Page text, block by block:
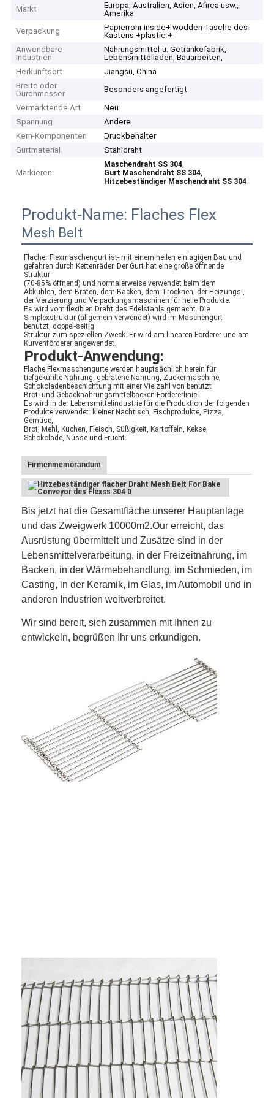
Startseite
Produkte
Edelstahlmaschengurt
Spiraldrahtgeflecht
Hochtemperatur-Maschendraht
Nahrung Mesh Belt
Markt
Europa, Australien, Asien, Afirca usw.,
Amerika
Verpackung
Papierrohr inside+ wodden Tasche des
Kastens +plastic +
Anwendbare
Industrien
Nahrungsmittel-u. Getränkefabrik,
Lebensmittelladen, Bauarbeiten,
Herkunftsort
Jiangsu, China
Breite oder
Durchmesser
Besonders angefertigt
Vermarktende Art
Neu
Spannung
Andere
Kern-Komponenten
Druckbehälter
Gurtmaterial
Stahldraht
Markieren:
Maschendraht SS 304,
Gurt Maschendraht SS 304,
Hitzebeständiger Maschendraht SS 304
Produkt-Name: Flaches Flex
Mesh Belt
Flacher Flexmaschengurt ist- mit einem hellen einlagigen Bau und
gefahren durch Kettenräder. Der Gurt hat eine große öffnende
Struktur
(70-85% öffnend) und normalerweise verwendet beim dem
Abkühlen, dem Braten, dem Backen, dem Trocknen, der Heizungs-,
der Verzierung und Verpackungsmaschinen für helle Produkte.
Es wird vom flexiblen Draht des Edelstahls gemacht. Die
Simplexstruktur (allgemein verwendet) wird im Maschengurt
benutzt, doppel-seitig
Struktur zum speziellen Zweck. Er wird am linearen Förderer und am
Kurvenförderer angewendet.
Produkt-Anwendung:
Flache Flexmaschengurte werden hauptsächlich herein für
tiefgekühlte Nahrung, gebratene Nahrung, Zuckermaschine,
Schokoladenbeschichtung mit einer Vielzahl von benutzt
Brot- und Gebäcknahrungsmittelbacken-Fördererlinie.
Es wird in der Lebensmittelindustrie für die Produktion der folgenden
Produkte verwendet: kleiner Nachtisch, Fischprodukte, Pizza,
Gemüse,
Brot, Mehl, Kuchen, Fleisch, Süßigkeit, Kartoffeln, Kekse,
Schokolade, Nüsse und Frucht.
Firmenmemorandum
Bis jetzt hat die Gesamtfläche unserer Hauptanlage
und das Zweigwerk 10000m2.Our erreicht, das
Ausrüstung übermittelt und Zusätze sind in der
Lebensmittelverarbeitung, in der Freizeitnahrung, im
Backen, in der Wärmebehandlung, im Schmieden, im
Casting, in der Keramik, im Glas, im Automobil und in
anderen Industrien weitverbreitet.
Wir sind bereit, sich zusammen mit Ihnen zu
entwickeln, begrüßen Ihr uns erkundigen.